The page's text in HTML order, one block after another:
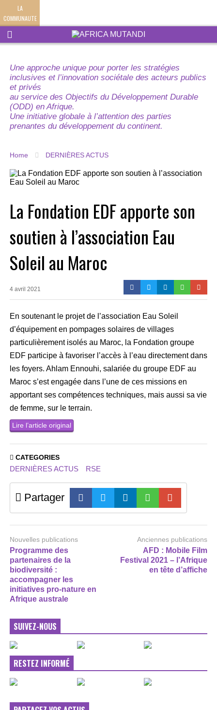
LA
COMMUNAUTE
Une approche unique pour porter les stratégies
inclusives et l’innovation sociétale des acteurs publics
et privés
au service des Objectifs du Développement Durable
(ODD) en Afrique.
Une initiative globale à l’attention des parties
prenantes du développement du continent.
Home DERNIÈRES ACTUS
La Fondation EDF apporte son
soutien à l’association Eau
Soleil au Maroc
4 avril 2021
En soutenant le projet de l’association Eau Soleil
d’équipement en pompages solaires de villages
particulièrement isolés au Maroc, la Fondation groupe
EDF participe à favoriser l’accès à l’eau directement dans
les foyers. Ahlam Ennouhi, salariée du groupe EDF au
Maroc s’est engagée dans l’une de ces missions en
apportant ses compétences techniques, mais aussi sa vie
de femme, sur le terrain.
Lire l’article original
CATEGORIES
DERNIÈRES ACTUS RSE
Partager
Nouvelles publications
Programme des
partenaires de la
biodiversité :
accompagner les
initiatives pro-nature en
Afrique australe
Anciennes publications
AFD : Mobile Film
Festival 2021 – l’Afrique
en tête d’affiche
SUIVEZ-NOUS
RESTEZ INFORMÉ